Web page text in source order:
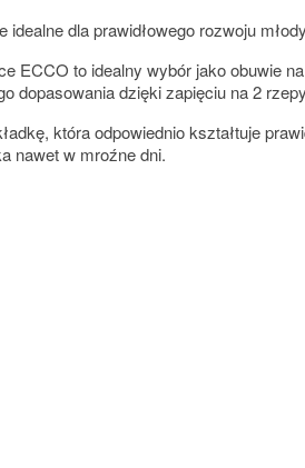
dla prawidłowego rozwoju
ECCO to idealny wybór jako obuwie
dopasowania dzięki zapięciu na 2
która odpowiednio kształtuje
nawet w mroźne dni.